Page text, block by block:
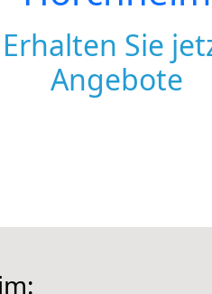
Erhalten Sie
Angebote